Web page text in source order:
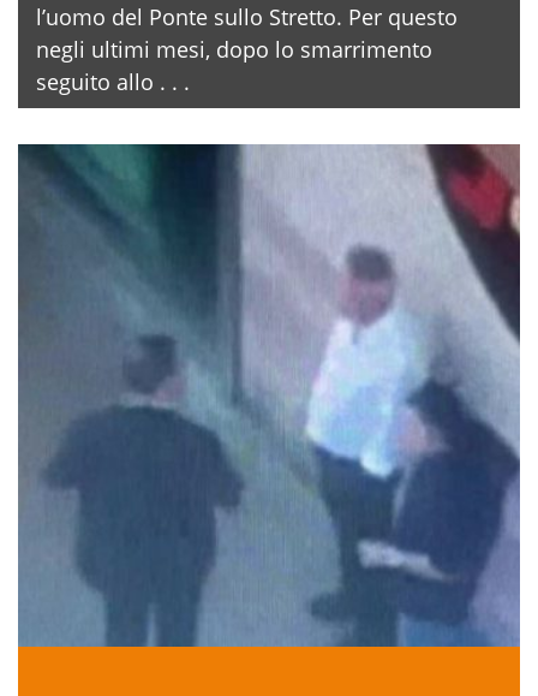
l’uomo del Ponte sullo Stretto. Per questo
negli ultimi mesi, dopo lo smarrimento
seguito allo . . .